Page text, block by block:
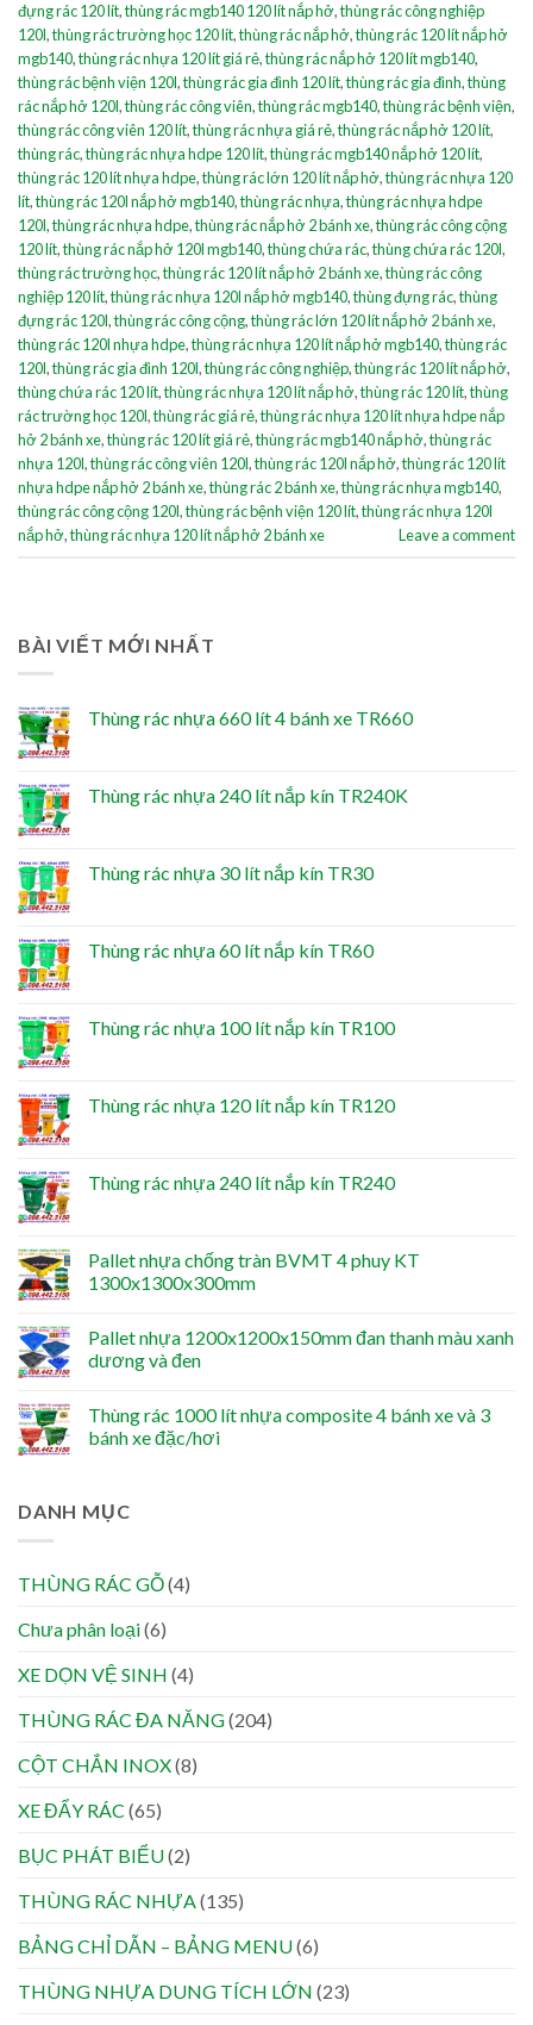
đựng rác 120 lít,thùng rác mgb140 120 lít nắp hở,thùng rác công nghiệp
120l,thùng rác trường học 120 lít,thùng rác nắp hở,thùng rác 120 lít nắp hở
mgb140,thùng rác nhựa 120 lít giá rẻ,thùng rác nắp hở 120 lít mgb140,
thùng rác bệnh viện 120l,thùng rác gia đình 120 lít,thùng rác gia đình,thùng
rác nắp hở 120l,thùng rác công viên,thùng rác mgb140,thùng rác bệnh viện,
thùng rác công viên 120 lít,thùng rác nhựa giá rẻ,thùng rác nắp hở 120 lít,
thùng rác,thùng rác nhựa hdpe 120 lít,thùng rác mgb140 nắp hở 120 lít,
thùng rác 120 lít nhựa hdpe,thùng rác lớn 120 lít nắp hở,thùng rác nhựa 120
lít,thùng rác 120l nắp hở mgb140,thùng rác nhựa,thùng rác nhựa hdpe
120l,thùng rác nhựa hdpe,thùng rác nắp hở 2 bánh xe,thùng rác công cộng
120 lít,thùng rác nắp hở 120l mgb140,thùng chứa rác,thùng chứa rác 120l,
thùng rác trường học,thùng rác 120 lít nắp hở 2 bánh xe,thùng rác công
nghiệp 120 lít,thùng rác nhựa 120l nắp hở mgb140,thùng đựng rác,thùng
đựng rác 120l,thùng rác công cộng,thùng rác lớn 120 lít nắp hở 2 bánh xe,
thùng rác 120l nhựa hdpe,thùng rác nhựa 120 lít nắp hở mgb140,thùng rác
120l,thùng rác gia đình 120l,thùng rác công nghiệp,thùng rác 120 lít nắp hở,
thùng chứa rác 120 lít,thùng rác nhựa 120 lít nắp hở,thùng rác 120 lít,thùng
rác trường học 120l,thùng rác giá rẻ,thùng rác nhựa 120 lít nhựa hdpe nắp
hở 2 bánh xe,thùng rác 120 lít giá rẻ,thùng rác mgb140 nắp hở,thùng rác
nhựa 120l,thùng rác công viên 120l,thùng rác 120l nắp hở,thùng rác 120 lít
nhựa hdpe nắp hở 2 bánh xe,thùng rác 2 bánh xe,thùng rác nhựa mgb140,
thùng rác công cộng 120l,thùng rác bệnh viện 120 lít,thùng rác nhựa 120l
nắp hở,thùng rác nhựa 120 lít nắp hở 2 bánh xe Leave a comment
BÀI VIẾT MỚI NHẤT
Thùng rác nhựa 660 lít 4 bánh xe TR660
Thùng rác nhựa 240 lít nắp kín TR240K
Thùng rác nhựa 30 lít nắp kín TR30
Thùng rác nhựa 60 lít nắp kín TR60
Thùng rác nhựa 100 lít nắp kín TR100
Thùng rác nhựa 120 lít nắp kín TR120
Thùng rác nhựa 240 lít nắp kín TR240
Pallet nhựa chống tràn BVMT 4 phuy KT
1300x1300x300mm
Pallet nhựa 1200x1200x150mm đan thanh màu xanh
dương và đen
Thùng rác 1000 lít nhựa composite 4 bánh xe và 3
bánh xe đặc/hơi
DANH MỤC
THÙNG RÁC GỖ(4)
Chưa phân loại(6)
XE DỌN VỆ SINH (4)
THÙNG RÁC ĐA NĂNG(204)
CỘT CHẮN INOX(8)
XE ĐẨY RÁC (65)
BỤC PHÁT BIỂU(2)
THÙNG RÁC NHỰA (135)
BẢNG CHỈ DẪN – BẢNG MENU(6)
THÙNG NHỰA DUNG TÍCH LỚN (23)